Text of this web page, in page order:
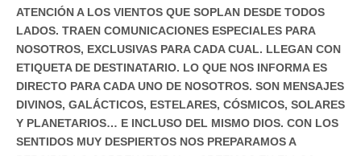
ATENCIÓN A LOS VIENTOS QUE SOPLAN DESDE TODOS
LADOS. TRAEN COMUNICACIONES ESPECIALES PARA
NOSOTROS, EXCLUSIVAS PARA CADA CUAL. LLEGAN CON
ETIQUETA DE DESTINATARIO. LO QUE NOS INFORMA ES
DIRECTO PARA CADA UNO DE NOSOTROS. SON MENSAJES
DIVINOS, GALÁCTICOS, ESTELARES, CÓSMICOS, SOLARES
Y PLANETARIOS… E INCLUSO DEL MISMO DIOS. CON LOS
SENTIDOS MUY DESPIERTOS NOS PREPARAMOS A